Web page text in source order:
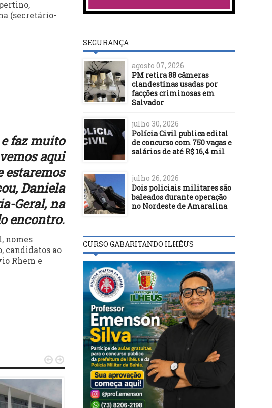
(secretário-
faz muito
aqui
estaremos
Daniela
Geral, na
encontro.
nomes
candidatos ao
Rhem e
 
SEGURANÇA
agosto 07, 2026
PM retira 88 câmeras
clandestinas usadas por
facções criminosas em
Salvador
julho 30, 2026
Polícia Civil publica edital
de concurso com 750 vagas e
salários de até R$ 16,4 mil
julho 26, 2026
Dois policiais militares são
baleados durante operação
no Nordeste de Amaralina
CURSO GABARITANDO ILHÉUS